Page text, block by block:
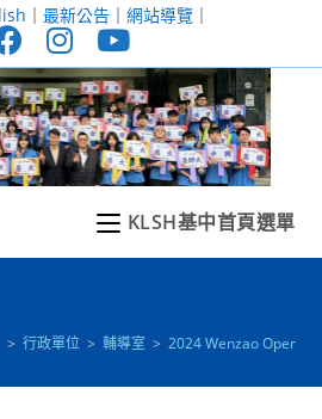
｜ 最新公告｜ 網站導覽｜
KLSH基中首頁選單
> 行政單位 > 輔導室 > 2024 Wenzao Open